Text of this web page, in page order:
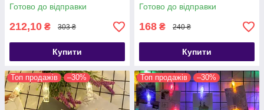
Готово до відправки
212,10 ₴ 303 ₴
Купити
Готово до відправки
168 ₴ 240 ₴
Купити
Топ продажів –30% Топ продажів –30%